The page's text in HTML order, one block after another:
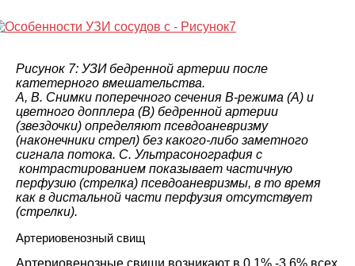
Рисунок 7: УЗИ бедренной артерии после
катетерного вмешательства.
A, B. Снимки поперечного сечения B-режима (A) и
цветного допплера (B) бедренной артерии
(звездочки) определяют псевдоаневризму
(наконечники стрел) без какого-либо заметного
сигнала потока. C. Ультрасонография с
контрастированием показывает частичную
перфузию (стрелка) псевдоаневризмы, в то время
как в дистальной части перфузия отсутствует
(стрелки).
Артериовенозный свищ
Артериовенозные свищи возникают в 0,1% -3,6% всех